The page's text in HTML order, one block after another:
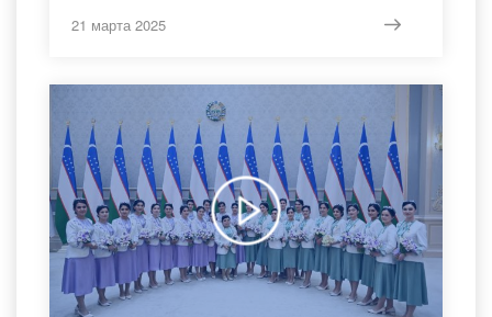
21 марта 2025